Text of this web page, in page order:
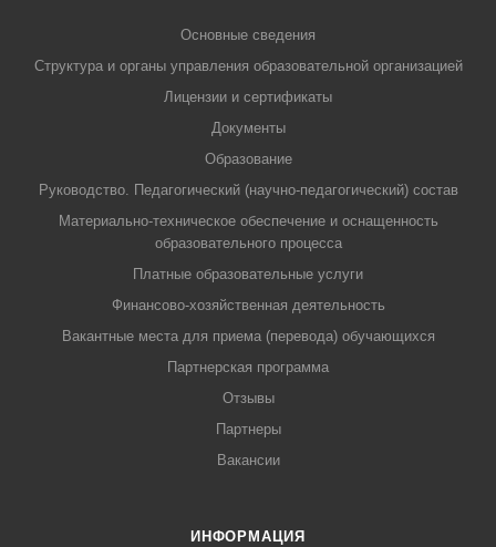
Основные сведения
Структура и органы управления образовательной организацией
Лицензии и сертификаты
Документы
Образование
Руководство. Педагогический (научно-педагогический) состав
Материально-техническое обеспечение и оснащенность
образовательного процесса
Платные образовательные услуги
Финансово-хозяйственная деятельность
Вакантные места для приема (перевода) обучающихся
Партнерская программа
Отзывы
Партнеры
Вакансии
ИНФОРМАЦИЯ